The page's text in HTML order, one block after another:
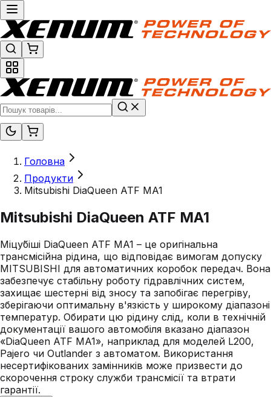
Головна
Продукти
Mitsubishi DiaQueen ATF MA1
Mitsubishi DiaQueen ATF MA1
Міцу́біші DiaQueen ATF MA1 – це оригінальна
трансмісійна рідина, що відповідає вимогам допуску
MITSUBISHI для автоматичних коробок передач. Вона
забезпечує стабільну роботу гідравлічних систем,
захищає шестерні від зносу та запобігає перегріву,
зберігаючи оптимальну в'язкість у широкому діапазоні
температур. Обирати цю рідину слід, коли в технічній
документації вашого автомобіля вказано діапазон
«DiaQueen ATF MA1», наприклад для моделей L200,
Pajero чи Outlander з автоматом. Використання
несертифікованих замінників може призвести до
скорочення строку служби трансмісії та втрати
гарантії.